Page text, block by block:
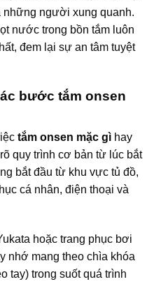
người xung quanh.
nước trong bồn tắm luôn
đem lại sự an tâm tuyệt
bước tắm onsen
tắm onsen mặc gì hay
quy trình cơ bản từ lúc bắt
bắt đầu từ khu vực tủ đồ,
cá nhân, điện thoại và
hoặc trang phục bơi
nhớ mang theo chìa khóa
tay) trong suốt quá trình